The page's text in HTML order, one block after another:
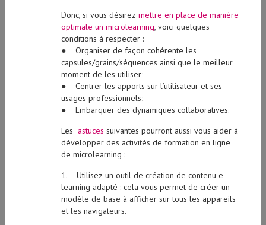
Donc, si vous désirez mettre en place de manière
optimale un microlearning, voici quelques
conditions à respecter :
● Organiser de façon cohérente les
capsules/grains/séquences ainsi que le meilleur
moment de les utiliser;
● Centrer les apports sur l’utilisateur et ses
usages professionnels;
● Embarquer des dynamiques collaboratives.
Les astuces suivantes pourront aussi vous aider à
développer des activités de formation en ligne
de microlearning :
1. Utilisez un outil de création de contenu e-
learning adapté : cela vous permet de créer un
modèle de base à afficher sur tous les appareils
et les navigateurs.